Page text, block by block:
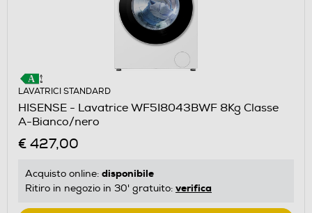
LAVATRICI STANDARD
HISENSE - Lavatrice WF5I8043BWF 8Kg Classe
A-Bianco/nero
€ 427,00
Acquisto online: disponibile
Ritiro in negozio in 30' gratuito: verifica